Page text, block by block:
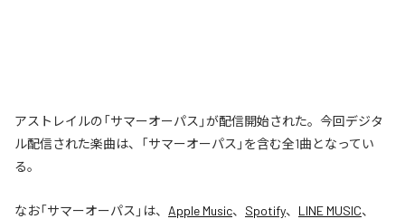
アストレイルの「サマーオーパス」が配信開始された。今回デジタ
ル配信された楽曲は、「サマーオーパス」を含む全1曲となってい
る。
なお「サマーオーパス 」は、 Apple Music、 Spotify、 LINE MUSIC、